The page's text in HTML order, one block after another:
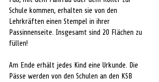
Schule kommen, erhalten sie von den
Lehrkräften einen Stempel in ihrer
Passinnenseite. Insgesamt sind 20 Flächen zu
füllen!
Am Ende erhält jedes Kind eine Urkunde. Die
Pässe werden von den Schulen an den KSB